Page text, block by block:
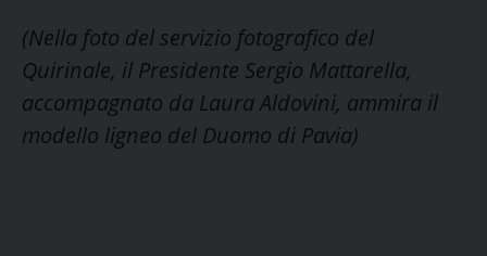
(Nella foto del servizio fotografico del
Quirinale, il Presidente Sergio Mattarella,
accompagnato da Laura Aldovini, ammira il
modello ligneo del Duomo di Pavia)